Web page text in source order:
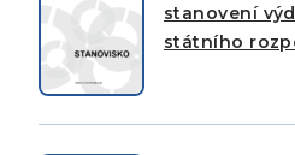
stanovení
státního